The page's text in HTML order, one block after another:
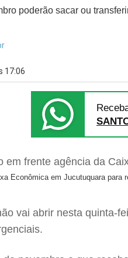
poderão sacar ou
17:06
Econômica em Jucutuquara para
vai abrir nesta quinta-